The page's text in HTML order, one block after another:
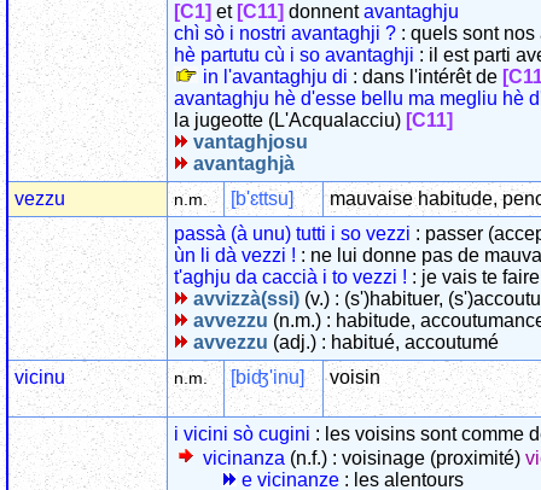
[C1] et [C11] donnentavantaghju
chì sò i nostri avantaghji ? : quels sont
hè partutu cù i so avantaghji : il est parti
in l'avantaghju di : dans l'intérêt de
avantaghju hè d'esse bellu ma megliu hè
la jugeotte (L'Acqualacciu) [C11]
vantaghjosu
avantaghjà
vezzu
n.m. [b'ɛttsu]
mauvaise habitude,
passà (à unu) tutti i so vezzi : passer
ùn li dà vezzi ! : ne lui donne pas de
t'aghju da caccià i to vezzi ! : je vais te
avvizzà(ssi) (v.) : (s')habituer,
avvezzu (n.m.) : habitude,
avvezzu (adj.) : habitué, accoutumé
vicinu
n.m. [biʤ'inu] voisin
i vicini sò cugini : les voisins sont comme
vicinanza (n.f.) : voisinage (proximité)
e vicinanze : les alentours